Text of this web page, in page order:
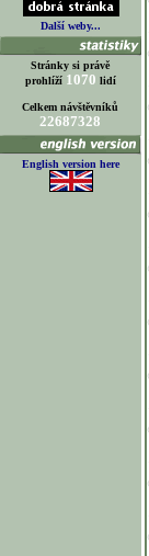
Další weby...
Stránky si právě
prohlíží 1070 lidí
Celkem návštěvníků
22687328
English version here